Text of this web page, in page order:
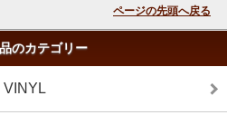
ページの先頭へ戻る
のカテゴリー
VINYL